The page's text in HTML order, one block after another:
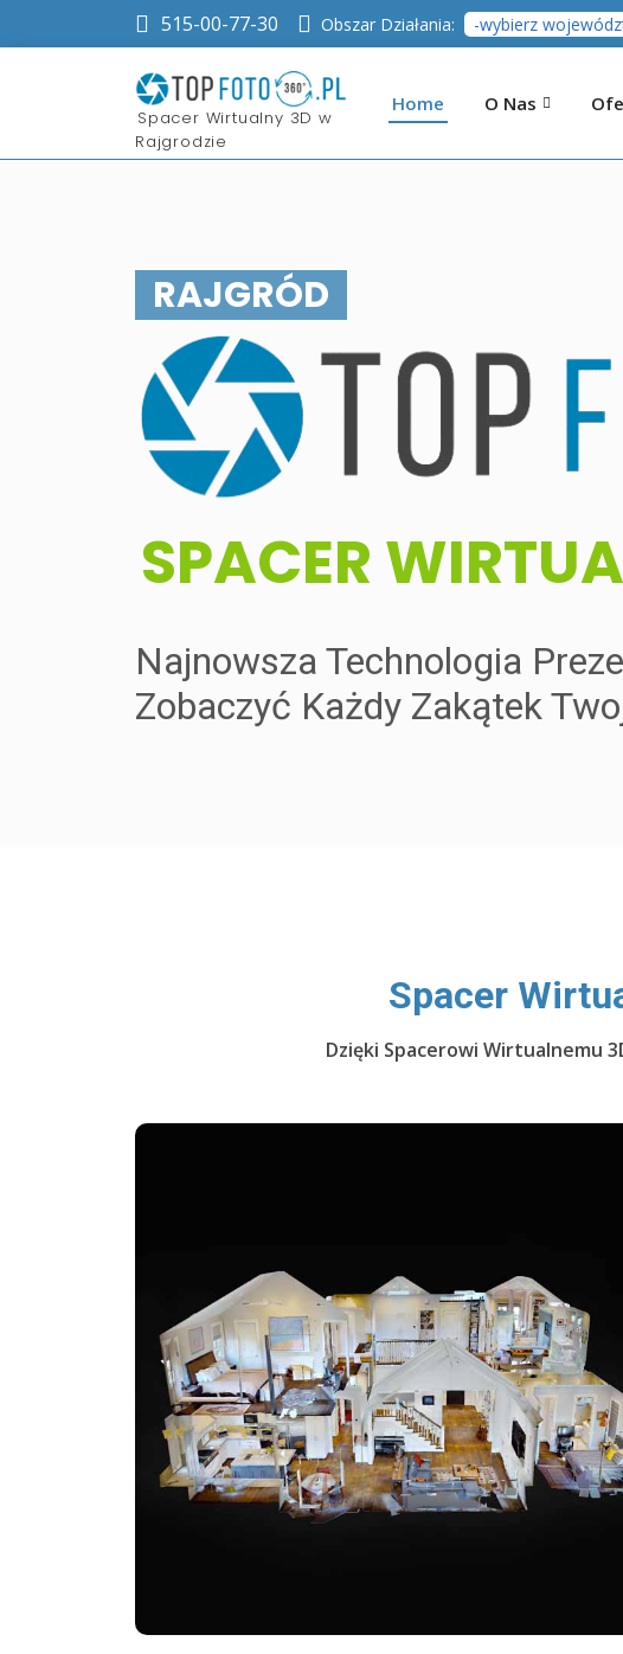
515-00-77-30 Obszar Działania:
​Spacer Wirtualny 3D w
Rajgrodzie
Home O Nas
RAJGRÓD
​SPACER
Najnowsza Technologia
Zobaczyć Każdy Zakątek
​Spacer
Dzięki Spacerowi Wirtualnemu